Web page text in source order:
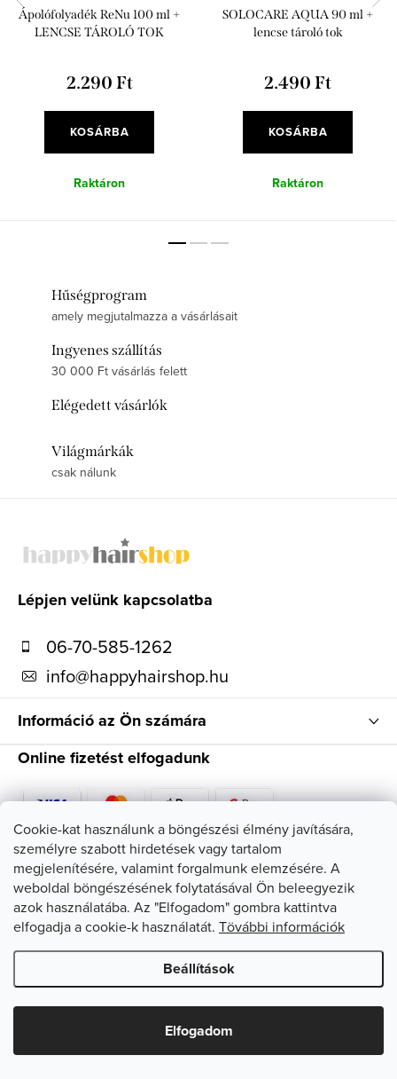
Cookie-kat használunk a böngészési élmény javítására,
személyre szabott hirdetések vagy tartalom
megjelenítésére, valamint forgalmunk elemzésére. A
weboldal böngészésének folytatásával Ön beleegyezik
azok használatába. Az "Elfogadom" gombra kattintva
elfogadja a cookie-k használatát. Tövábbi információk
Beállítások
Elfogadom
Ápolófolyadék ReNu 100 ml +
LENCSE TÁROLÓ TOK
2.290 Ft
KOSÁRBA
Raktáron
SOLOCARE AQUA 90 ml +
lencse tároló tok
2.490 Ft
KOSÁRBA
Raktáron
Hűségprogram
amely megjutalmazza a vásárlásait
Ingyenes szállítás
30 000 Ft vásárlás felett
Elégedett vásárlók
Világmárkák
csak nálunk
Lépjen velünk kapcsolatba
06-70-585-1262
info@happyhairshop.hu
Információ az Ön számára
Online fizetést elfogadunk
Kövessen minket
Shoptet készítette
Copyright 2026HappyHairShop. Minden jog fenntartva.Süti
beállítások szerkesztése